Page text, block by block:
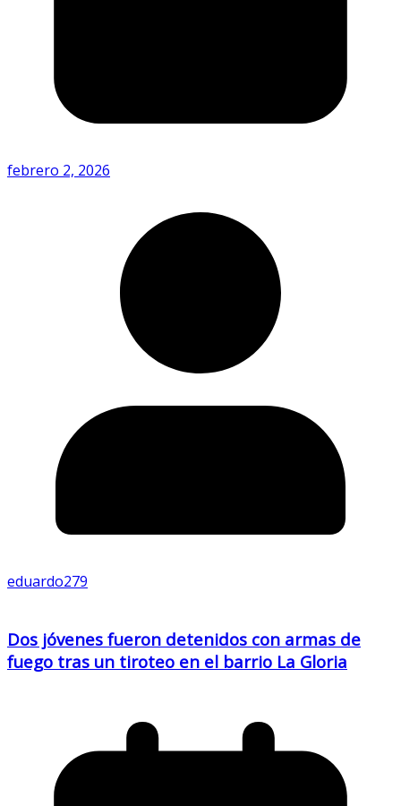
febrero 2, 2026
eduardo279
Dos jóvenes fueron detenidos con armas de
fuego tras un tiroteo en el barrio La Gloria